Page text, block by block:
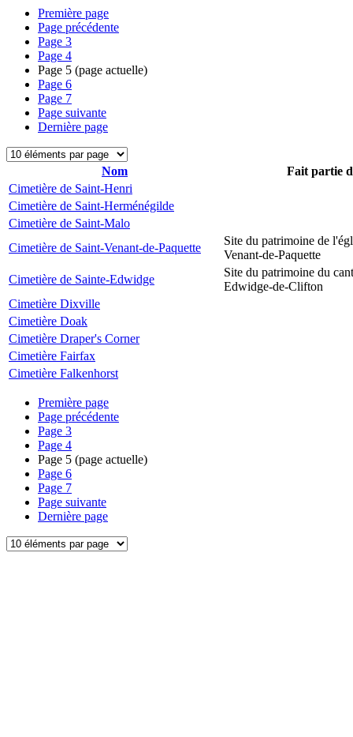
Première page
Page précédente
Page 3
Page 4
Page 5 (page actuelle)
Page 6
Page 7
Page suivante
Dernière page
Nom
Fait partie
Cimetière de Saint-Henri
Cimetière de Saint-Herménégilde
Cimetière de Saint-Malo
Cimetière de Saint-Venant-de-Paquette
Site du patrimoine de
Venant-de-Paquette
Cimetière de Sainte-Edwidge
Site du patrimoine du
Edwidge-de-Clifton
Cimetière Dixville
Cimetière Doak
Cimetière Draper's Corner
Cimetière Fairfax
Cimetière Falkenhorst
Première page
Page précédente
Page 3
Page 4
Page 5 (page actuelle)
Page 6
Page 7
Page suivante
Dernière page